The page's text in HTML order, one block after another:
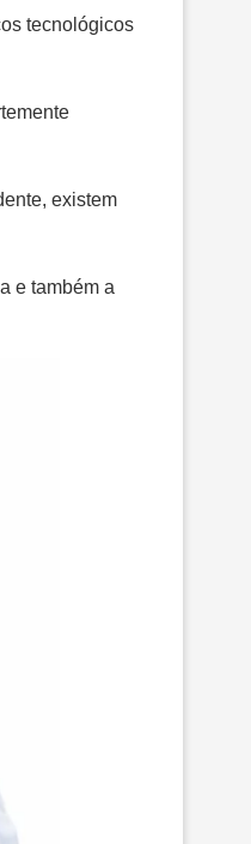
tecnológicos
existem
e também a